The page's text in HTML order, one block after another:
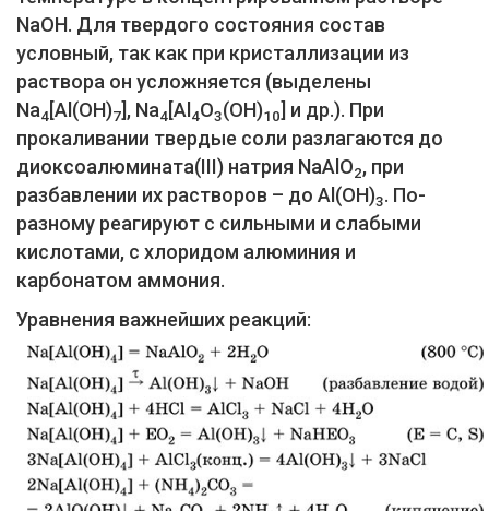
NaOH. Для твердого состояния состав
условный, так как при кристаллизации из
раствора он усложняется (выделены
Na4[Al(OH)7], Na4[Al 4O3(OH)10] и др.). При
прокаливании твердые соли разлагаются до
диоксоалюмината(III) натрия NaAlO2, при
разбавлении их растворов – до Al(ОН)3. По-
разному реагируют с сильными и слабыми
кислотами, с хлоридом алюминия и
карбонатом аммония.
Уравнения важнейших реакций: